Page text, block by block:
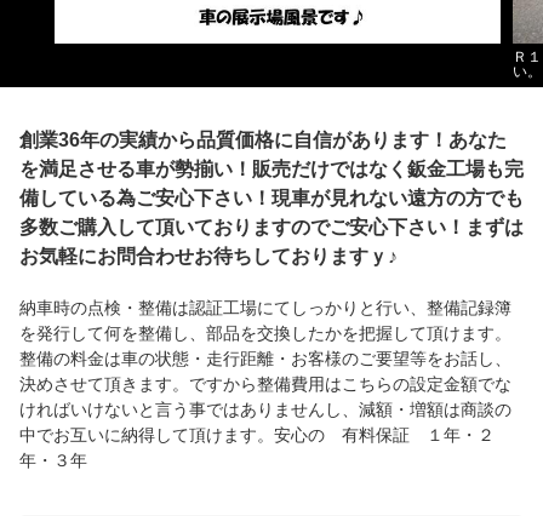
Ｒ
い。
創業36年の実績から品質価格に自信があります！あなた
を満足させる車が勢揃い！販売だけではなく鈑金工場も完
備している為ご安心下さい！現車が見れない遠方の方でも
多数ご購入して頂いておりますのでご安心下さい！まずは
お気軽にお問合わせお待ちしておりますｙ♪
納車時の点検・整備は認証工場にてしっかりと行い、整備記録簿
を発行して何を整備し、部品を交換したかを把握して頂けます。
整備の料金は車の状態・走行距離・お客様のご要望等をお話し、
決めさせて頂きます。ですから整備費用はこちらの設定金額でな
ければいけないと言う事ではありませんし、減額・増額は商談の
中でお互いに納得して頂けます。安心の 有料保証 １年・２
年・３年